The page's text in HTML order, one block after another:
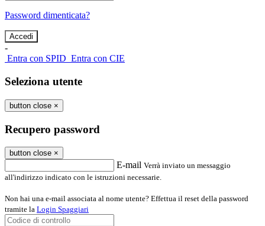
Password dimenticata?
-
Entra con SPID Entra con CIE
Seleziona utente
button close ×
Recupero password
button close ×
E-mail Verrà inviato un messaggio
all'indirizzo indicato con le istruzioni necessarie.
Non hai una e-mail associata al nome utente? Effettua il reset della password
tramite la Login Spaggiari